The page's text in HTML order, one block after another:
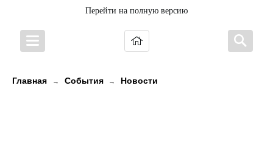
Перейти на полную версию
Главная → События → Новости